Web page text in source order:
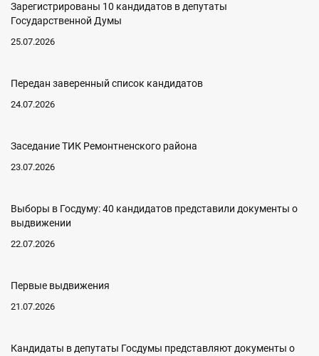
Зарегистрированы 10 кандидатов в депутаты
Государственной Думы
25.07.2026
Передан заверенный список кандидатов
24.07.2026
Заседание ТИК Ремонтненского района
23.07.2026
Выборы в Госдуму: 40 кандидатов представили документы о
выдвижении
22.07.2026
Первые выдвижения
21.07.2026
Кандидаты в депутаты Госдумы представляют документы о